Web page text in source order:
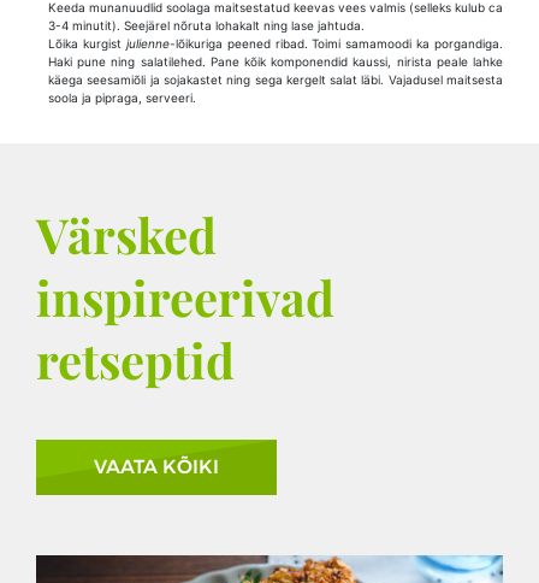
Keeda munanuudlid soolaga maitsestatud keevas vees valmis (selleks kulub ca
3-4 minutit). Seejärel nõruta lohakalt ning lase jahtuda.
Lõika kurgist julienne-lõikuriga peened ribad. Toimi samamoodi ka porgandiga.
Haki pune ning salatilehed. Pane kõik komponendid kaussi, nirista peale lahke
käega seesamiõli ja sojakastet ning sega kergelt salat läbi. Vajadusel maitsesta
soola ja pipraga, serveeri.
Värsked
inspireerivad
retseptid
VAATA KÕIKI